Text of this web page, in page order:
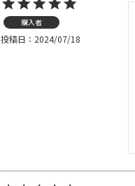
購入者
投稿日 2024/07/18